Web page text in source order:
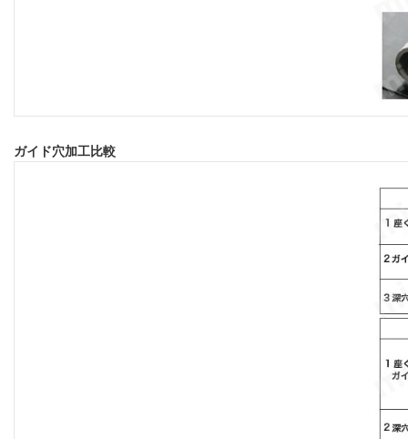
ガイド穴加工比較